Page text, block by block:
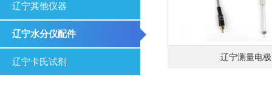
辽宁其他仪器
辽宁水分仪配件
辽宁卡氏试剂 辽宁测量电极